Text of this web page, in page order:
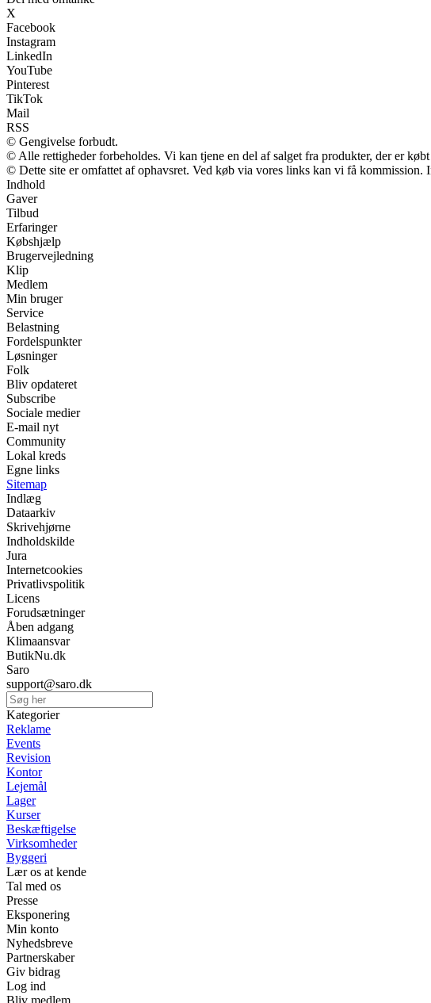
X
Facebook
Instagram
LinkedIn
YouTube
Pinterest
TikTok
Mail
RSS
© Gengivelse forbudt.
© Alle rettigheder forbeholdes. Vi kan tjene en del af salget fra produkter, der er
© Dette site er omfattet af ophavsret. Ved køb via vores links kan vi få kommission.
Indhold
Gaver
Tilbud
Erfaringer
Købshjælp
Brugervejledning
Klip
Medlem
Min bruger
Service
Belastning
Fordelspunkter
Løsninger
Folk
Bliv opdateret
Subscribe
Sociale medier
E-mail nyt
Community
Lokal kreds
Egne links
Sitemap
Indlæg
Dataarkiv
Skrivehjørne
Indholdskilde
Jura
Internetcookies
Privatlivspolitik
Licens
Forudsætninger
Åben adgang
Klimaansvar
ButikNu.dk
Saro
support@saro.dk
Kategorier
Reklame
Events
Revision
Kontor
Lejemål
Lager
Kurser
Beskæftigelse
Virksomheder
Byggeri
Lær os at kende
Tal med os
Presse
Eksponering
Min konto
Nyhedsbreve
Partnerskaber
Giv bidrag
Log ind